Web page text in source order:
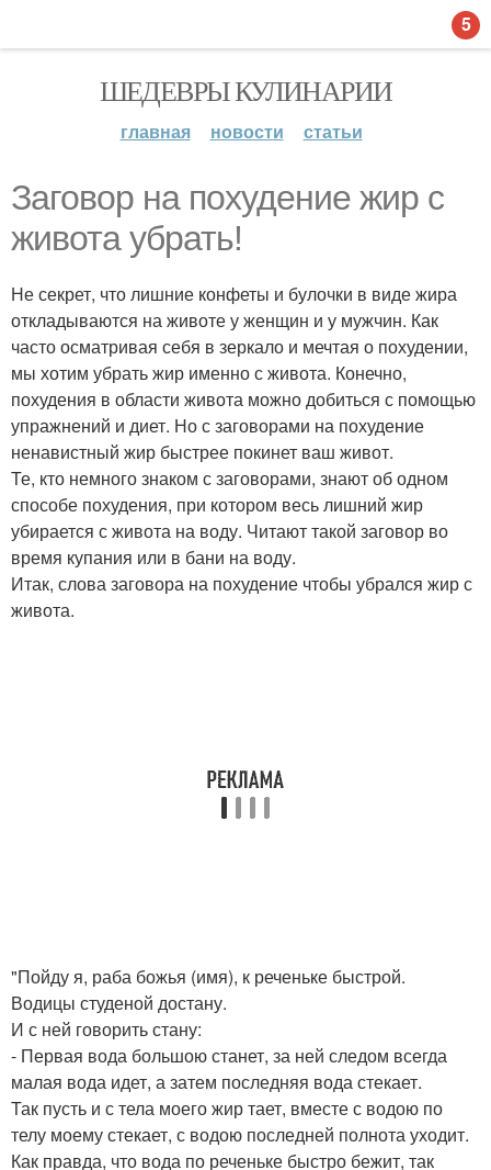
ШЕДЕВРЫ КУЛИНАРИИ
главная новости статьи
Заговор на похудение жир с
живота убрать!
Не секрет, что лишние конфеты и булочки в виде жира
откладываются на животе у женщин и у мужчин. Как
часто осматривая себя в зеркало и мечтая о похудении,
мы хотим убрать жир именно с живота. Конечно,
похудения в области живота можно добиться с помощью
упражнений и диет. Но с заговорами на похудение
ненавистный жир быстрее покинет ваш живот.
Те, кто немного знаком с заговорами, знают об одном
способе похудения, при котором весь лишний жир
убирается с живота на воду. Читают такой заговор во
время купания или в бани на воду.
Итак, слова заговора на похудение чтобы убрался жир с
живота.
"Пойду я, раба божья (имя), к реченьке быстрой.
Водицы студеной достану.
И с ней говорить стану:
- Первая вода большою станет, за ней следом всегда
малая вода идет, а затем последняя вода стекает.
Так пусть и с тела моего жир тает, вместе с водою по
телу моему стекает, с водою последней полнота уходит.
Как правда, что вода по реченьке быстро бежит, так
5